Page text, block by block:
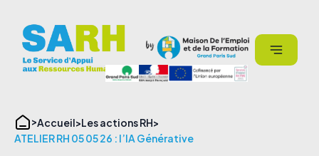
Accueil Les actions RH
ATELIER RH 05 05 26 : l’IA Générative